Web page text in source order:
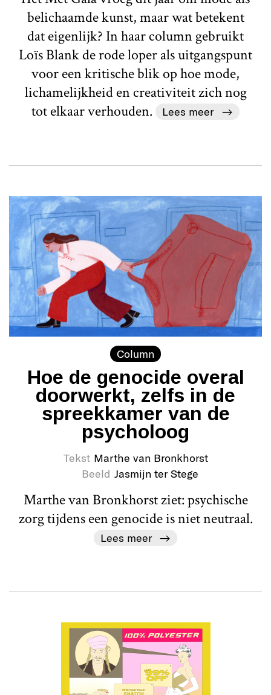
belichaamde kunst, maar wat betekent
dat eigenlijk? In haar column gebruikt
Loïs Blank de rode loper als uitgangspunt
voor een kritische blik op hoe mode,
lichamelijkheid en creativiteit zich nog
tot elkaar verhouden.
Lees meer
Column
Hoe de genocide overal
doorwerkt, zelfs in de
spreekkamer van de
psycholoog
Tekst Marthe van Bronkhorst
Beeld Jasmijn ter Stege
Marthe van Bronkhorst ziet: psychische
zorg tijdens een genocide is niet neutraal.
Lees meer